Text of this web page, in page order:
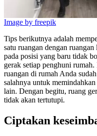
Image by freepik
Tips berikutnya adalah
satu ruangan dengan
pada posisi yang baru tidak
gerak setiap penghuni
ruangan di rumah Anda
salahnya untuk
lain. Dengan begitu, ruang
tidak akan tertutupi.
Ciptakan